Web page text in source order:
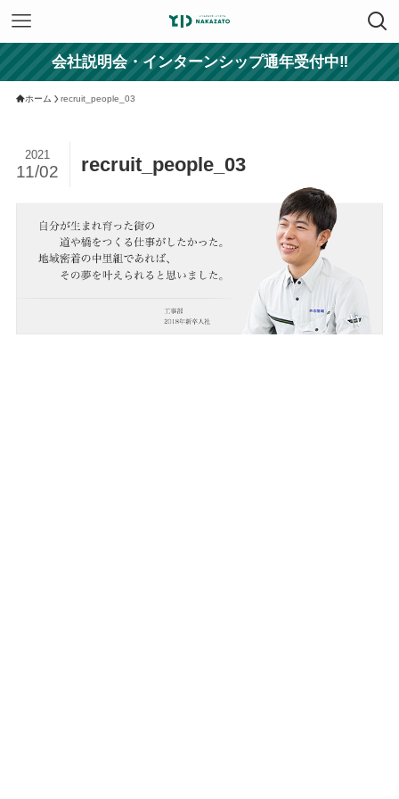
会社説明会・インターンシップ通年受付中‼
ホーム recruit_people_03
recruit_people_03
2021
11/02